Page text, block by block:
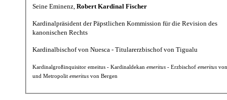
Seine Eminenz, Robert Kardinal Fischer
Kardinalpräsident der Päpstlichen Kommission für die Revision des
kanonischen Rechts
Kardinalbischof von Nuesca - Titularerzbischof von Tigualu
Kardinalgroßinquisitor emeitus - Kardinaldekan emeritus - Erzbischof emeritus
und Metropolit emeritus von Bergen